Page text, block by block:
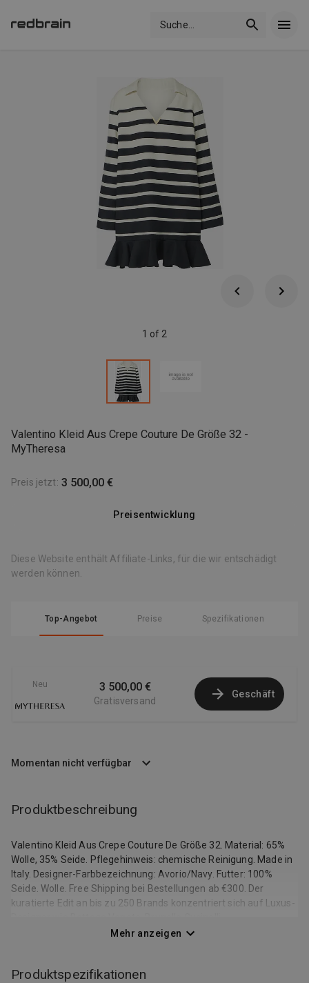
Suche
1 of 2
Valentino Kleid Aus Crepe Couture De Größe 32 -
MyTheresa
Preis jetzt: 3 500,00 €
Preisentwicklung
Diese Website enthält Affiliate-Links, für die wir entschädigt
werden können.
Top-Angebot Preise Spezifikationen
Neu 3 500,00 €
Gratisversand
Geschäft
Momentan nicht verfügbar
Produktbeschreibung
Valentino Kleid Aus Crepe Couture De Größe 32. Material: 65%
Wolle, 35% Seide. Pflegehinweis: chemische Reinigung. Made in
Italy. Designer-Farbbezeichnung: Avorio/Navy. Futter: 100%
Seide. Wolle. Free Shipping bei Bestellungen ab €300. Der
kuratierte Edit an bis zu 250 Brands konzentriert sich auf Luxus-
Dolce&Gabbana, Gucci, Loewe, Loro Piana, Moncler, Prada, Saint
Mehr anzeigen
Produktspezifikationen